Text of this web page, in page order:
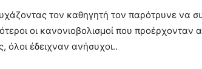
τον καθηγητή τον παρότρυνε να
οι κανονιοβολισμοί που προέρχονταν
όλοι έδειχναν ανήσυχοι..